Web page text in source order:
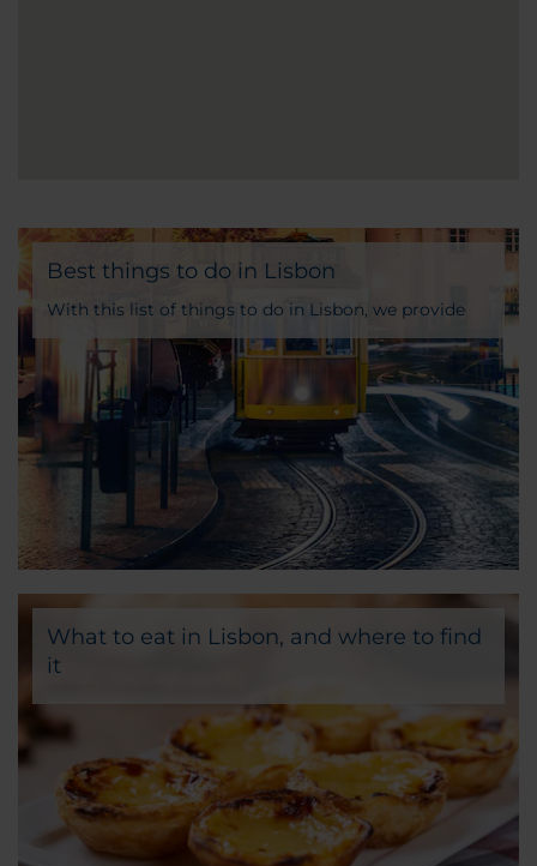
Best things to do in Lisbon
With this list of things to do in Lisbon, we provide
you a glimpse of the wonders that await…
What to eat in Lisbon, and where to find
it
If you’re heading for the Portuguese capital, you
mustn’t miss the chance to taste the most typical
recipes and dishes that the city has to offer at every
turn.